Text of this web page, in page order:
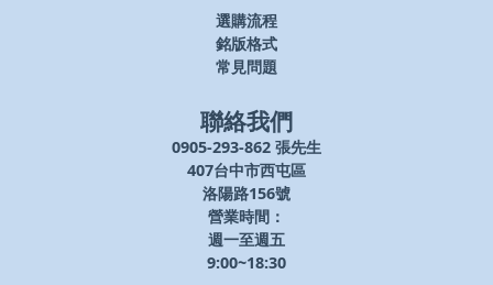
選購流程
銘版格式
常見問題
聯絡我們
0905-293-862 張先生
407台中市西屯區
洛陽路156號
營業時間：
週一至週五
9:00~18:30